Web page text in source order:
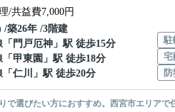
/共益費7,000円
/築26年 /3階建
「 門戸厄神 」駅 徒歩15分
「 甲東園 」駅 徒歩18分
「 仁川 」駅 徒歩20分
駐
宅
で選びたい方におすすめ。西宮市エリア